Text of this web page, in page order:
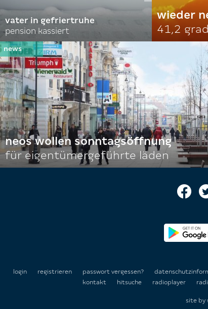
vater in gefriertruhe
pension kassiert
wieder
41,2
neos wollen sonntagsöffnung
für eigentümergeführte läden
login registrieren passwort vergessen?
kontakt
hitsuche radioplayer
site by